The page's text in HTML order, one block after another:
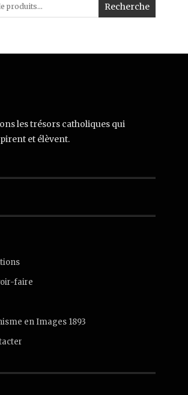
Recherche
les trésors catholiques qui
et élèvent.
faire
en Images 1893